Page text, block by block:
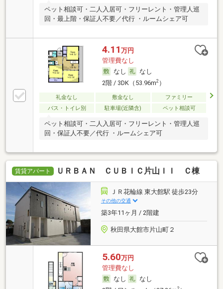
ペット相談可・二人入居可・フリーレント・管理人巡
回・最上階・保証人不要／代行 ・ルームシェア可
4.11 万円
管理費なし
なし
なし
2階 / 3DK（53.96m2）
礼金なし 敷金なし
ファミリー
バス・トイレ別
駐車場(近隣含) ペット相談可
ペット相談可・二人入居可・フリーレント・管理人巡
回・保証人不要／代行 ・ルームシェア可
賃貸アパート ＵＲＢＡＮ ＣＵＢＩＣ片山ＩＩ Ｃ棟
ＪＲ花輪線 東大館駅 徒歩23分
その他の交通
築3年11ヶ月 / 2階建
秋田県大館市片山町２
5.60万円
管理費なし
なし
なし